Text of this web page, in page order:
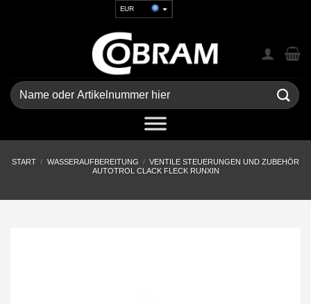
EUR
GBP
CHF
UAH
Suchen
nach:
START / WASSERAUFBEREITUNG / VENTILE STEUERUNGEN UND ZUBEHÖR
AUTOTROL CLACK FLECK RUNXIN